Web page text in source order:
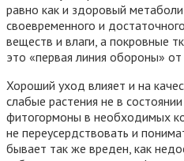
равно как и здоровый
своевременного и
веществ и влаги, а покровные
это «первая линия обороны» от
Хороший уход влияет и на
слабые растения не в
фитогормоны в необходимых
не переусердствовать и
бывает так же вреден, как